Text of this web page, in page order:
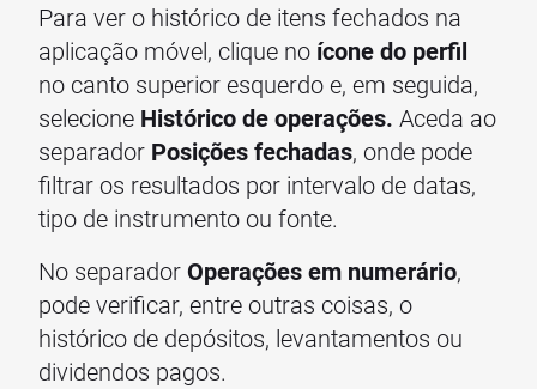
Para ver o histórico de itens fechados na
aplicação móvel, clique no ícone do perfil
no canto superior esquerdo e, em seguida,
selecione Histórico de operações. Aceda ao
separador Posições fechadas, onde pode
filtrar os resultados por intervalo de datas,
tipo de instrumento ou fonte.
No separadorOperações em numerário,
pode verificar, entre outras coisas, o
histórico de depósitos, levantamentos ou
dividendos pagos.